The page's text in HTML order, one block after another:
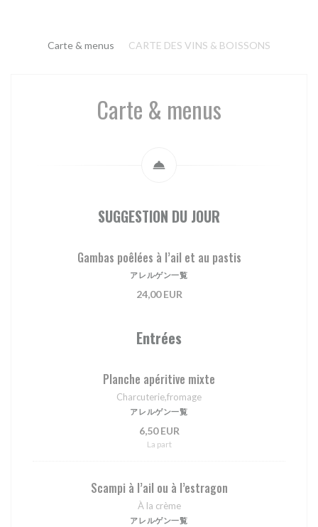
Carte & menus CARTE DES VINS & BOISSONS
Carte & menus
SUGGESTION DU JOUR
Gambas poêlées à l’ail et au pastis
アレルゲン一覧
24,00 EUR
Entrées
Planche apéritive mixte
Charcuterie,fromage
アレルゲン一覧
6,50 EUR
La part
Scampi à l’ail ou à l’estragon
À la crème
アレルゲン一覧